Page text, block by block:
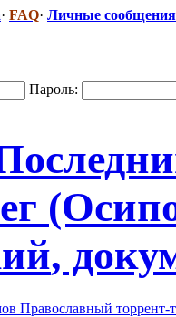
· FAQ· Личные сообщения
Пароль:
​,
Православный торрент-